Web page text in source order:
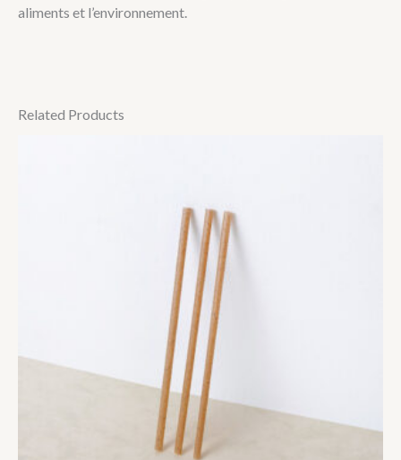
aliments et l’environnement.
Related Products